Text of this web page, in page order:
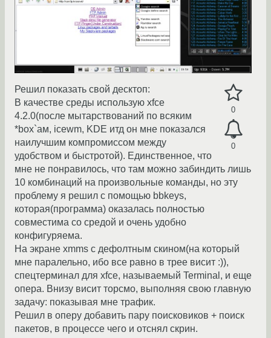
0
0
Решил показать свой десктоп:
В качестве среды использую xfce
4.2.0(после мытарствований по всяким
*box`ам, icewm, KDE итд он мне показался
наилучшим компромиссом между
удобством и быстротой). Единственное, что
мне не понравилось, что там можно забиндить лишь
10 комбинаций на произвольные команды, но эту
проблему я решил с помощью bbkeys,
которая(программа) оказалась полностью
совместима со средой и очень удобно
конфигуряема.
На экране xmms с дефолтным скином(на который
мне паралельно, ибо все равно в трее висит :)),
спецтерминал для xfce, называемый Terminal, и еще
опера. Внизу висит торсмо, выполняя свою главную
задачу: показывая мне трафик.
Решил в оперу добавить пару поисковиков + поиск
пакетов, в процессе чего и отснял скрин.